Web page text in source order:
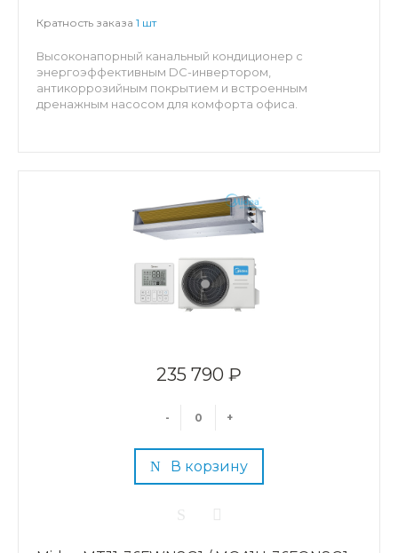
Кратность заказа 1 шт
Высоконапорный канальный кондиционер с
энергоэффективным DC-инвертором,
антикоррозийным покрытием и встроенным
дренажным насосом для комфорта офиса.
235 790 ₽
- +
В корзину